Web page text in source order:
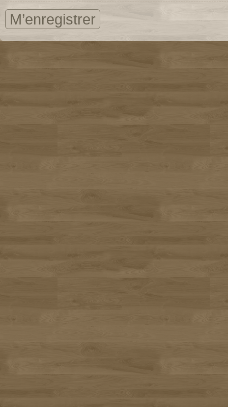
M’enregistrer